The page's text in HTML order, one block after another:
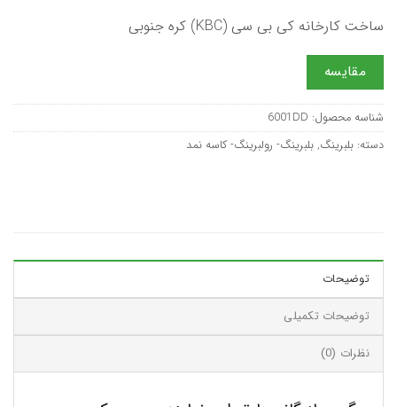
ساخت کارخانه کی بی سی (KBC) کره جنوبی
مقایسه
شناسه محصول: 6001DD
دسته: بلبرینگ, بلبرینگ- رولبرینگ- کاسه نمد
توضیحات
توضیحات تکمیلی
نظرات (0)